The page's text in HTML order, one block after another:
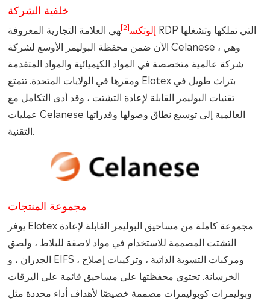
خلفية الشركة
إلوتكس[2]
هي العلامة التجارية المعروفة RDP التي تملكها وتشغلها
الآن ضمن محفظة البوليمر الأوسع لشركة Celanese ، وهي
شركة عالمية متخصصة في المواد الكيميائية والمواد المتقدمة
ومقرها في الولايات المتحدة. تتمتع Elotex بتراث طويل في
تقنيات البوليمر القابلة لإعادة التشتت ، وقد أدى التكامل مع
عمليات Celanese العالمية إلى توسيع نطاق وصولها وقدراتها
التقنية.
مجموعة المنتجات
يوفر Elotex مجموعة كاملة من مساحيق البوليمر القابلة لإعادة
التشتت المصممة للاستخدام في مواد لاصقة للبلاط ، ولصق
الجدران ، و EIFS ، ومركبات التسوية الذاتية ، وتركيبات إصلاح
الخرسانة. تحتوي محفظتها على مساحيق قائمة على اليرقات
وبوليمرات كوبوليمرات مصممة خصيصًا لأهداف أداء محددة مثل